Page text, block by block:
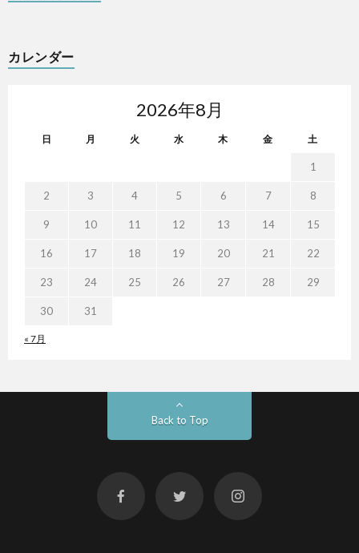
カレンダー
2026年8月
日 月 火 水 木 金 土
« 7月
1
2 3 4 5 6 7 8
9 10 11 12 13 14 15
16 17 18 19 20 21 22
23 24 25 26 27 28 29
30 31
Back to Top